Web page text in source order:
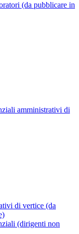
(da pubblicare in
amministrativi di
di vertice (da
(dirigenti non